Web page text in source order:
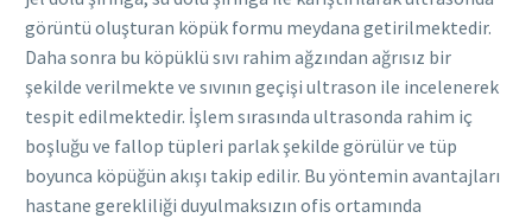
görüntü oluşturan köpük formu meydana getirilmektedir.
Daha sonra bu köpüklü sıvı rahim ağzından ağrısız bir
şekilde verilmekte ve sıvının geçişi ultrason ile incelenerek
tespit edilmektedir. İşlem sırasında ultrasonda rahim iç
boşluğu ve fallop tüpleri parlak şekilde görülür ve tüp
boyunca köpüğün akışı takip edilir. Bu yöntemin avantajları
hastane gerekliliği duyulmaksızın ofis ortamında